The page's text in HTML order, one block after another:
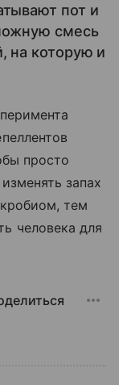
пот и
смесь
на которую и
просто
запах
тем
человека для